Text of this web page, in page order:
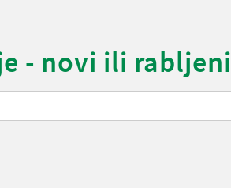
- novi ili rabljeni